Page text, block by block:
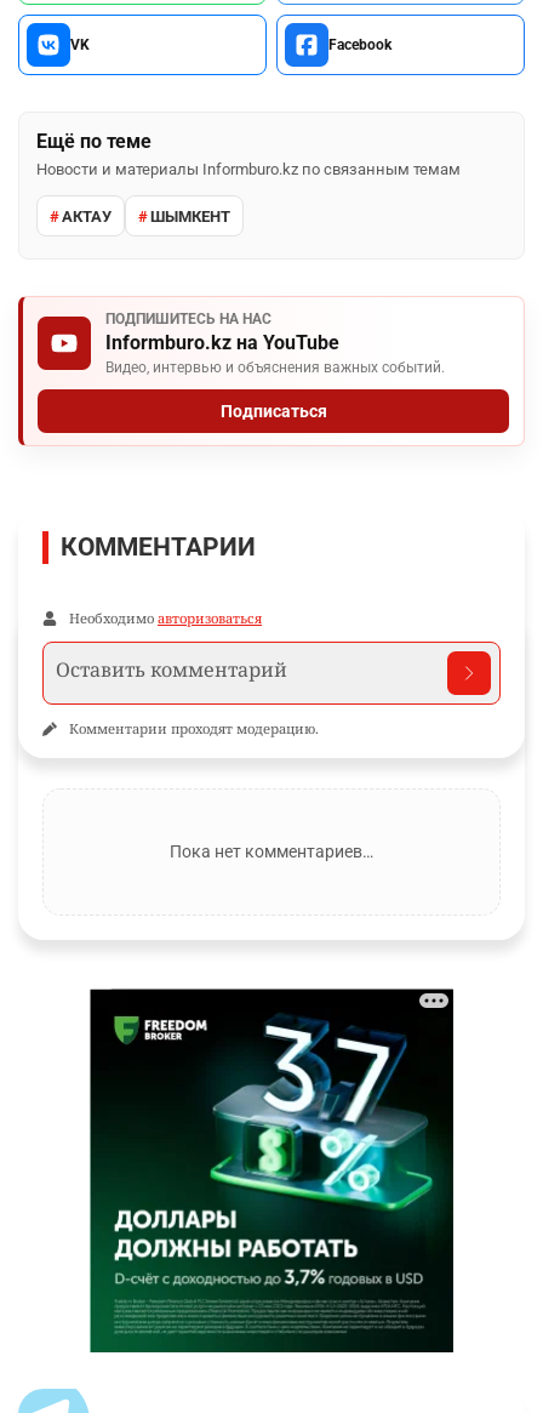
VK Facebook
Ещё по теме
Новости и материалы Informburo.kz по связанным темам
АКТАУ ШЫМКЕНТ
ПОДПИШИТЕСЬ НА НАС
Informburo.kz на YouTube
Видео, интервью и объяснения важных событий.
Подписаться
КОММЕНТАРИИ
Необходимо авторизоваться
Комментарии проходят модерацию.
Пока нет комментариев…